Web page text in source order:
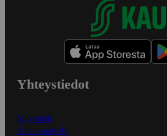
Yhteystiedot
Myymälät
Asiakaspalvelu